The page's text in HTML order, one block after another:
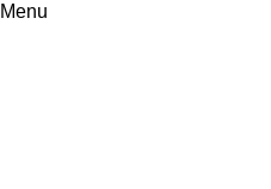
Menu